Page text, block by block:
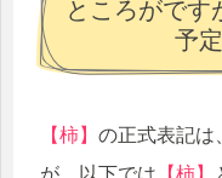
ところがで
予
【柿】 の正式表記は